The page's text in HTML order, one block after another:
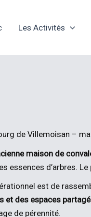
Les Activités
de Villemoisan –
maison de
essences d’arbres.
est de
et des espaces
de pérennité.